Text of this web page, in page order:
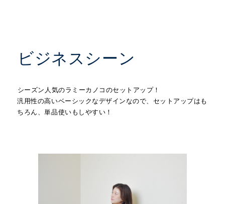
ビジネスシーン
シーズン人気のラミーカノコのセットアップ！
汎用性の高いベーシックなデザインなので、セットアップはも
ちろん、単品使いもしやすい！